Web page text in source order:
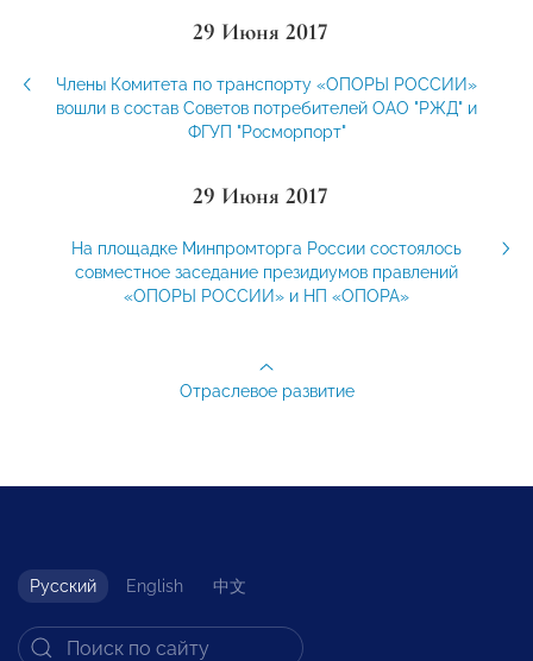
29 Июня 2017
Члены Комитета по транспорту «ОПОРЫ РОССИИ»
вошли в состав Советов потребителей ОАО "РЖД" и
ФГУП "Росморпорт"
29 Июня 2017
На площадке Минпромторга России состоялось
совместное заседание президиумов правлений
«ОПОРЫ РОССИИ» и НП «ОПОРА»
Отраслевое развитие
Русский English 中文